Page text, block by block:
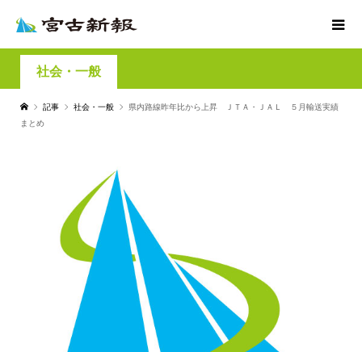
社会・一般
記事 社会・一般
県内路線昨年比から上昇 ＪＴＡ・ＪＡＬ ５月輸送実績
まとめ